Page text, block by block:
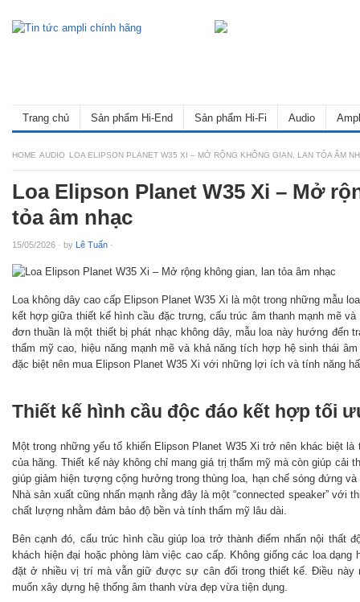
Trang chủ Sản phẩm Hi-End Sản phẩm Hi-Fi Audio
HOME AUDIO LOA ELIPSON PLANET W35 XI – MỞ RỘNG KHÔNG GIAN, LAN TỎA ÂM
Loa Elipson Planet W35 Xi – Mở
tỏa âm nhạc
15/05/2026 · by Lê Tuấn ·
Loa không dây cao cấp Elipson Planet W35 Xi là một trong những mẫu
kết hợp giữa thiết kế hình cầu đặc trưng, cấu trúc âm thanh mạnh mẽ
đơn thuần là một thiết bị phát nhạc không dây, mẫu loa này hướng đến
thẩm mỹ cao, hiệu năng mạnh mẽ và khả năng tích hợp hệ sinh thái
đặc biệt nên mua Elipson Planet W35 Xi với những lợi ích và tính năng
Thiết kế hình cầu độc đáo kết hợp tối
Một trong những yếu tố khiến Elipson Planet W35 Xi trở nên khác biệt
của hãng. Thiết kế này không chỉ mang giá trị thẩm mỹ mà còn giúp cải
giúp giảm hiện tượng cộng hưởng trong thùng loa, hạn chế sóng đứng
Nhà sản xuất cũng nhấn mạnh rằng đây là một “connected speaker”
chất lượng nhằm đảm bảo độ bền và tính thẩm mỹ lâu dài.
Bên cạnh đó, cấu trúc hình cầu giúp loa trở thành điểm nhấn nội thất
khách hiện đại hoặc phòng làm việc cao cấp. Không giống các loa dạng
đặt ở nhiều vị trí mà vẫn giữ được sự cân đối trong thiết kế. Điều này
muốn xây dựng hệ thống âm thanh vừa đẹp vừa tiện dụng.